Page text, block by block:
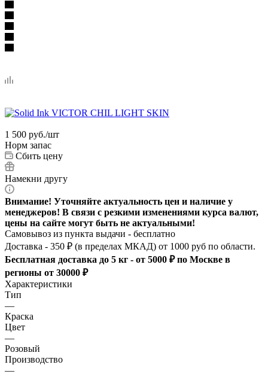
1 500 руб./шт
Норм запас
Сбить цену
Намекни другу
Внимание! Уточняйте актуальность цен и наличие у
менеджеров! В связи с резкими изменениями курса валют,
цены на сайте могут быть не актуальными!
Самовывоз из пункта выдачи - бесплатно
Доставка - 350 ₽ (в пределах МКАД) от 1000 руб по области.
Бесплатная доставка до 5 кг - от 5000 ₽ по Москве в
регионы от 30000 ₽
Характеристики
Тип
—
Краска
Цвет
—
Розовый
Производство
—